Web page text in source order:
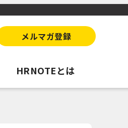
メルマガ登録
HRNOTEとは